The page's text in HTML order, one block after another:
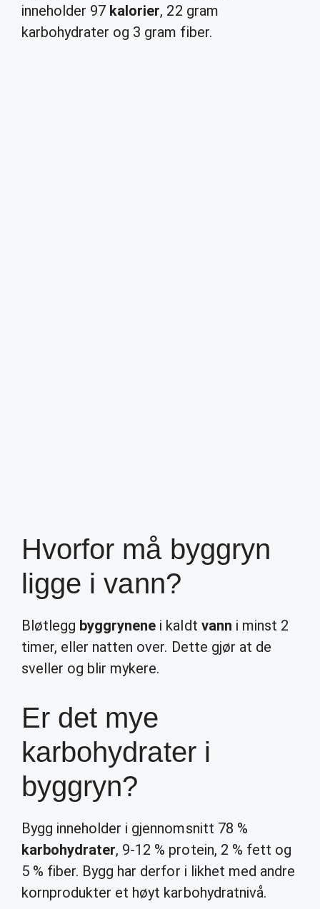
inneholder 97 kalorier, 22 gram
karbohydrater og 3 gram fiber.
Hvorfor må byggryn
ligge i vann?
Bløtlegg byggrynene i kaldt vann i minst 2
timer, eller natten over. Dette gjør at de
sveller og blir mykere.
Er det mye
karbohydrater i
byggryn?
Bygg inneholder i gjennomsnitt 78 %
karbohydrater, 9-12 % protein, 2 % fett og
5 % fiber. Bygg har derfor i likhet med andre
kornprodukter et høyt karbohydratnivå.